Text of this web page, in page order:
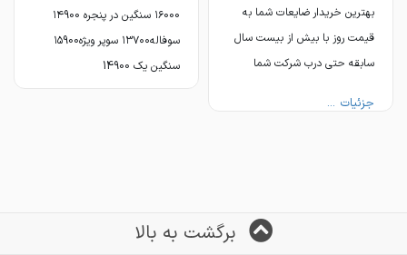
بهترین خریدار ضایعات شما به
قیمت روز با بیش از بیست سال
سابقه حتی درب شرکت شما
جزئیات ...
۱۶000 سنگین در پنجره ۱۴900
سوفاله۱۳۷۰۰ سوپر ویژه۱۵900
سنگین یک 14900
برگشت به بالا